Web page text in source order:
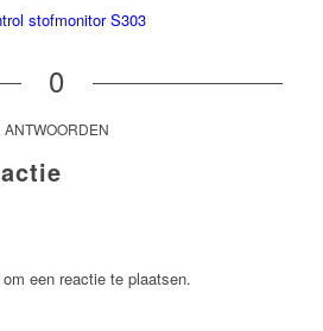
0
ANTWOORDEN
een reactie te plaatsen.